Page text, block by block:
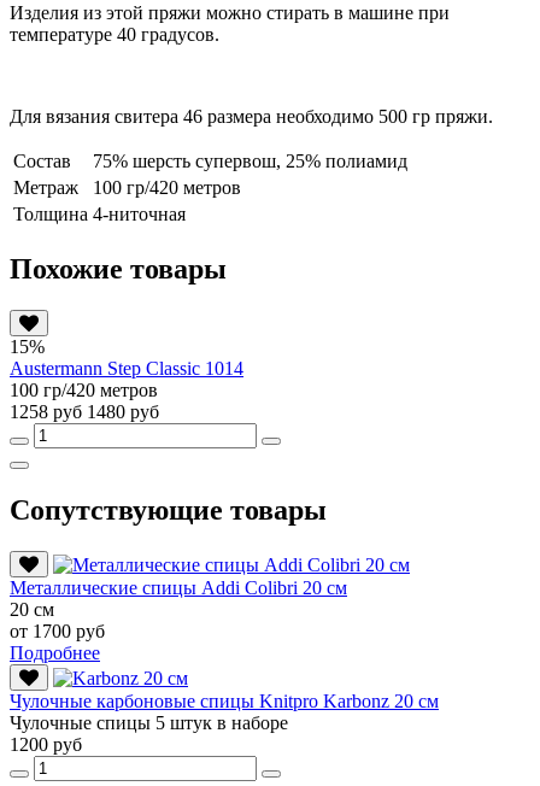
Изделия из этой пряжи можно стирать в машине при
температуре 40 градусов.
Для вязания свитера 46 размера необходимо 500 гр пряжи.
Состав
75% шерсть супервош, 25% полиамид
Метраж
100 гр/420 метров
Толщина 4-ниточная
Похожие товары
15%
Austermann Step Classic 1014
100 гр/420 метров
1258 руб 1480 руб
Сопутствующие товары
Металлические спицы Addi Colibri 20 см
20 см
от 1700 руб
Подробнее
Чулочные карбоновые спицы Knitpro Karbonz 20 см
Чулочные спицы 5 штук в наборе
1200 руб